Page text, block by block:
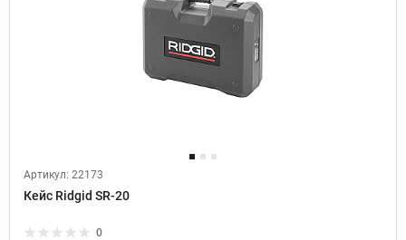
Артикул: 22173
Кейс Ridgid SR-20
0